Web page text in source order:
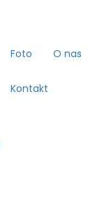
Foto O nas
Kontakt